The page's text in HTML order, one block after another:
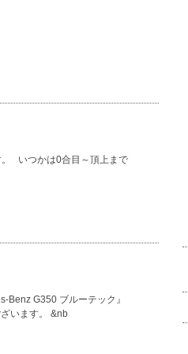
いつかは0合目～頂上まで
Benz G350 ブルーテック』
います。 &nb